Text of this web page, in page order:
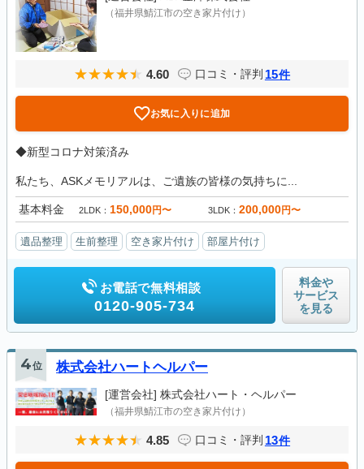
（福井県鯖江市の空き家片付け）
4.60 口コミ・評判 15件
お気に入りに追加
◆新型コロナ対策済み
私たち、ASKメモリアルは、ご遺族の皆様の気持ちに...
基本料金 2LDK 150,000円〜 3LDK 200,000円〜
遺品整理 生前整理 空き家片付け 部屋片付け
お電話で無料相談
0120-905-734
料金や
サービス
を見る
4位 株式会社ハートヘルパー
[運営会社] 株式会社ハート・ヘルパー
（福井県鯖江市の空き家片付け）
4.85 口コミ・評判 13件